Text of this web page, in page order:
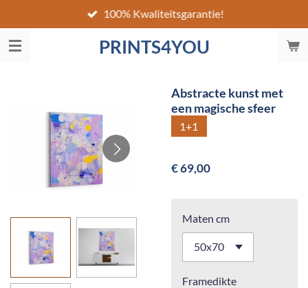
direct
naar
PRINTS4YOU
100% Kwaliteitsgarantie!
Abstracte kunst met
een magische sfeer
1+1
€ 69,00
Maten cm
Framedikte